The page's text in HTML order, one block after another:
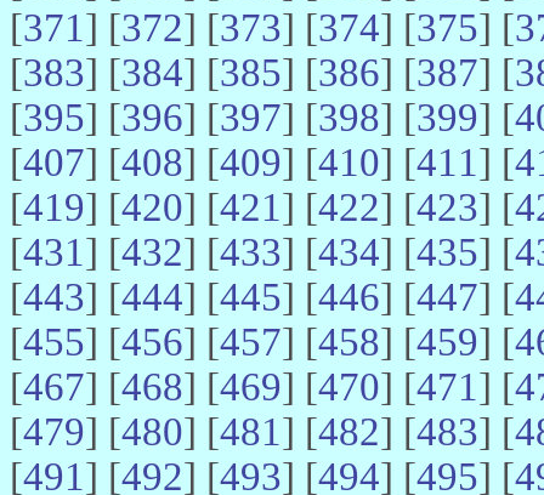
[371] [372] [373] [374] [375] [
[383] [384] [385] [386] [387] [
[395] [396] [397] [398] [399] [
[407] [408] [409] [410] [411] [
[419] [420] [421] [422] [423] [
[431] [432] [433] [434] [435] [
[443] [444] [445] [446] [447] [
[455] [456] [457] [458] [459] [
[467] [468] [469] [470] [471] [
[479] [480] [481] [482] [483] [
[491] [492] [493] [494] [495] [